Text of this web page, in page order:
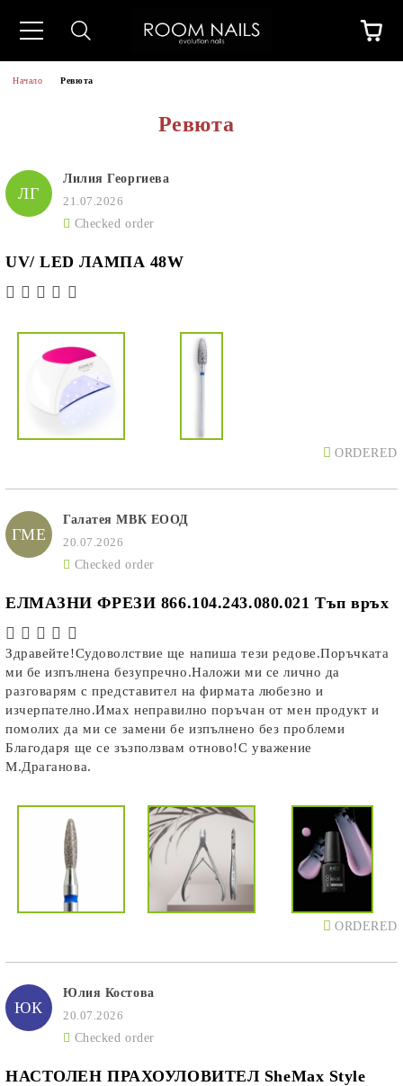
Начало Ревюта
Ревюта
ЛГ
Лилия Георгиева
21.07.2026
Checked order
UV/ LED ЛАМПА 48W
ORDERED
ГМЕ
Галатея МВК ЕООД
20.07.2026
Checked order
ЕЛМАЗНИ ФРЕЗИ 866.104.243.080.021 Тъп връх
Здравейте!Судоволствие ще напиша тези редове.Поръчката
ми бе изпълнена безупречно.Наложи ми се лично да
разговарям с представител на фирмата любезно и
изчерпателно.Имах неправилно поръчан от мен продукт и
помолих да ми се замени бе изпълнено без проблеми
Благодаря ще се зъзползвам отново!С уважение
М.Драганова.
ORDERED
ЮК
Юлия Костова
20.07.2026
Checked order
НАСТОЛЕН ПРАХОУЛОВИТЕЛ SheMax Style